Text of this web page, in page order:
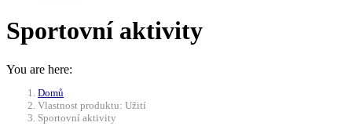
Sportovní aktivity
You are here:
Domů
Vlastnost produktu: Užití
Sportovní aktivity